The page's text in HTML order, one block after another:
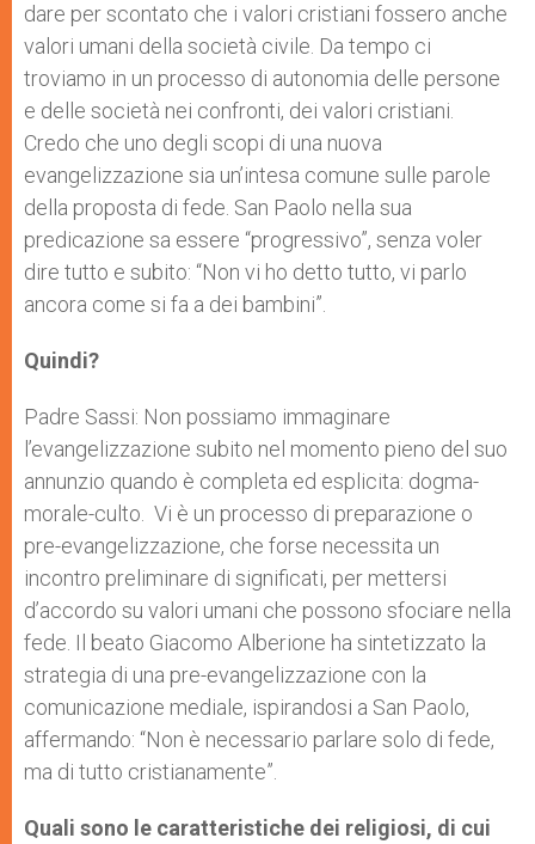
dare per scontato che i valori cristiani fossero anche
valori umani della società civile. Da tempo ci
troviamo in un processo di autonomia delle persone
e delle società nei confronti, dei valori cristiani.
Credo che uno degli scopi di una nuova
evangelizzazione sia un’intesa comune sulle parole
della proposta di fede. San Paolo nella sua
predicazione sa essere “progressivo”, senza voler
dire tutto e subito: “Non vi ho detto tutto, vi parlo
ancora come si fa a dei bambini”.
Quindi?
Padre Sassi: Non possiamo immaginare
l’evangelizzazione subito nel momento pieno del suo
annunzio quando è completa ed esplicita: dogma-
morale-culto. Vi è un processo di preparazione o
pre-evangelizzazione, che forse necessita un
incontro preliminare di significati, per mettersi
d’accordo su valori umani che possono sfociare nella
fede. Il beato Giacomo Alberione ha sintetizzato la
strategia di una pre-evangelizzazione con la
comunicazione mediale, ispirandosi a San Paolo,
affermando: “Non è necessario parlare solo di fede,
ma di tutto cristianamente”.
Quali sono le caratteristiche dei religiosi, di cui